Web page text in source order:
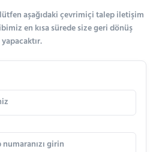
aşağıdaki çevrimiçi talep iletişim
en kısa sürede size geri dönüş
yapacaktır.